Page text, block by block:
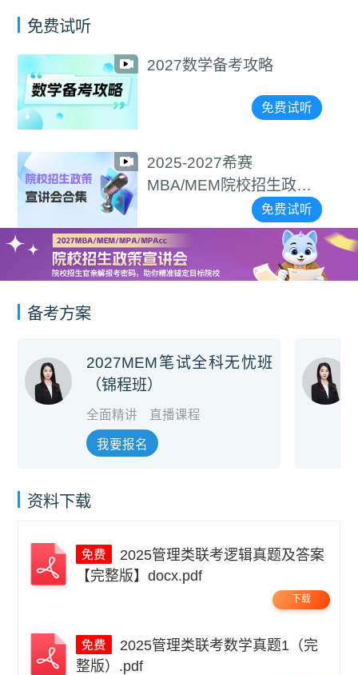
免费试听
2027数学备考攻略
免费试听
2025-2027希赛
MBA/MEM院校招生政策
免费试听
备考方案
2027MEM笔试全科无忧班
（锦程班）
全面精讲 直播课程
我要报名
资料下载
【完整版】docx.pdf
下载
整版）.pdf